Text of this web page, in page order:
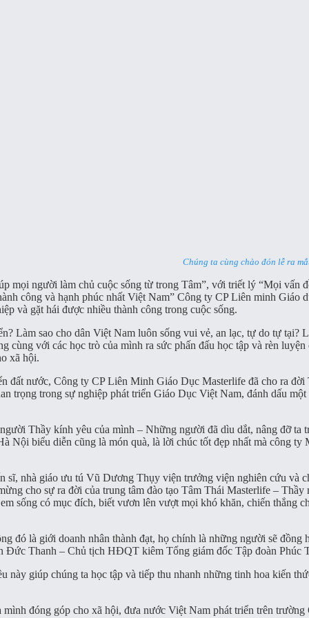
Chúng ta cùng chào đón lễ ra
mọi người làm chủ cuộc sống từ trong Tâm”, với triết lý “Mọi vấn
công và hạnh phúc nhất Việt Nam” Công ty CP Liên minh
và gặt hái được nhiều thành công trong cuộc sống.
Làm sao cho dân Việt Nam luôn sống vui vẻ, an lạc, tự do tự tại?
với các học trò của mình ra sức phấn đấu học tập và rèn
xã hội.
đất nước, Công ty CP Liên Minh Giáo Dục Masterlife đã cho
trọng trong sự nghiệp phát triển Giáo Dục Việt Nam, đánh dấu
Thầy kính yêu của mình – Những người đã dìu dắt, nâng đỡ ta
Nội biểu diễn cũng là món quà, là lời chúc tốt đẹp nhất mà công
sĩ, nhà giáo ưu tú Vũ Dương Thụy viện trưởng viện nghiên cứu và
cho sự ra đời của trung tâm đào tạo Tâm Thái Masterlife – Thầy
sống có mục đích, biết vươn lên vượt mọi khó khăn, chiến thắng
đó là giới doanh nhân thành đạt, họ chính là những người sẽ đồng
Đức Thanh – Chủ tịch HĐQT kiêm Tổng giám đốc Tập đoàn Phúc
này giúp chúng ta học tập và tiếp thu nhanh những tinh hoa kiến
đóng góp cho xã hội, đưa nước Việt Nam phát triển trên trường